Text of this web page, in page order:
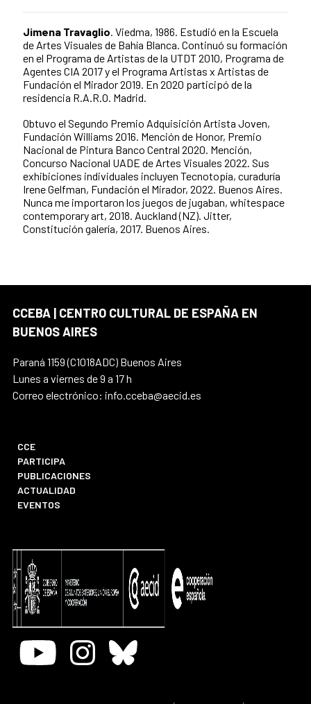
Jimena Travaglio . Viedma, 1986. Estudió en la Escuela
de Artes Visuales de Bahía Blanca. Continuó su formación
en el Programa de Artistas de la UTDT 2010, Programa de
Agentes CIA 2017 y el Programa Artistas x Artistas de
Fundación el Mirador 2019. En 2020 participó de la
residencia R.A.R.O. Madrid.
Obtuvo el Segundo Premio Adquisición Artista Joven,
Fundación Williams 2016. Mención de Honor, Premio
Nacional de Pintura Banco Central 2020. Mención,
Concurso Nacional UADE de Artes Visuales 2022. Sus
exhibiciones individuales incluyen Tecnotopía, curaduría
Irene Gelfman, Fundación el Mirador, 2022. Buenos Aires.
Nunca me importaron los juegos de jugaban, whitespace
contemporary art, 2018. Auckland (NZ). Jitter,
Constitución galería, 2017. Buenos Aires.
CCEBA | CENTRO CULTURAL DE ESPAÑA EN
BUENOS AIRES
Paraná 1159 (C1018ADC) Buenos Aires
Lunes a viernes de 9 a 17 h
Correo electrónico: info.cceba@aecid.es
CCE
PARTICIPA
PUBLICACIONES
ACTUALIDAD
EVENTOS
Youtube InstagramBluesky